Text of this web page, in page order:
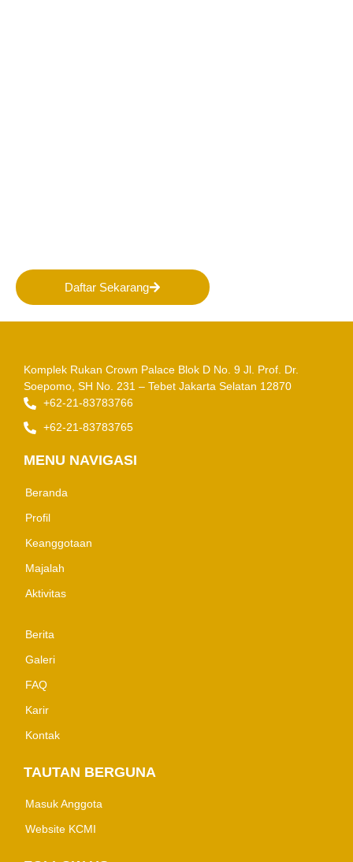
Daftar Sekarang
Komplek Rukan Crown Palace Blok D No. 9 Jl. Prof. Dr.
Soepomo, SH No. 231 – Tebet Jakarta Selatan 12870
+62-21-83783766
+62-21-83783765
MENU NAVIGASI
Beranda
Profil
Keanggotaan
Majalah
Aktivitas
Berita
Galeri
FAQ
Karir
Kontak
TAUTAN BERGUNA
Masuk Anggota
Website KCMI